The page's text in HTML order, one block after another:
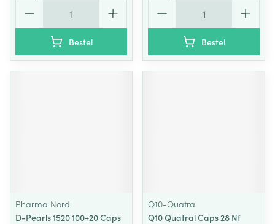
Bestel Bestel
Pharma Nord
D-Pearls 1520 100+20 Caps
Q10-Quatral
Q10 Quatral Caps 28 Nf